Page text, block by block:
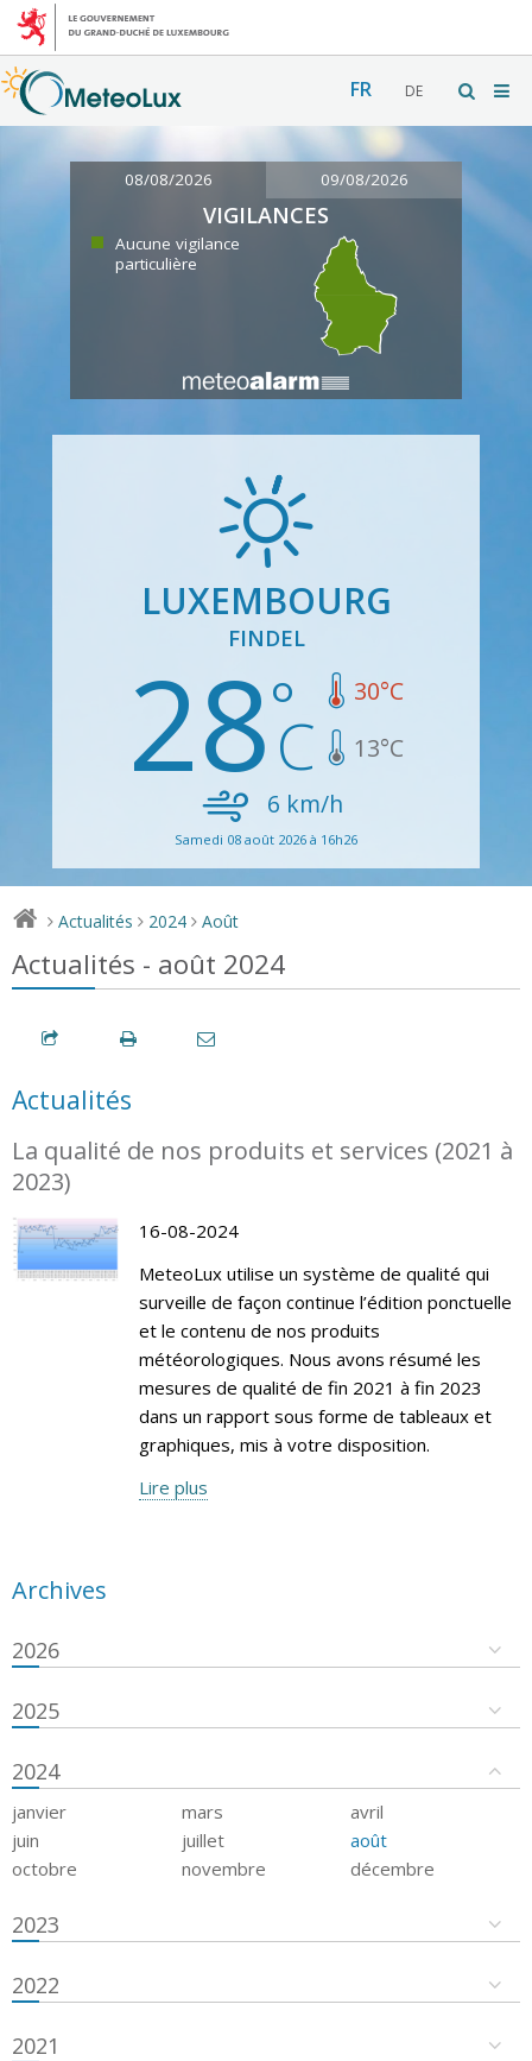
FR DE
08/08/2026 09/08/2026
VIGILANCES
Aucune vigilance
particulière
LUXEMBOURG
FINDEL
28 30°C
13°C
6 km/h
Samedi 08 août 2026 à 16h26
> Actualités > 2024 > Août
Actualités - août 2024
Actualités
La qualité de nos produits et services (2021 à
2023)
16-08-2024
MeteoLux utilise un système de qualité qui
surveille de façon continue l’édition ponctuelle
et le contenu de nos produits
météorologiques. Nous avons résumé les
mesures de qualité de fin 2021 à fin 2023
dans un rapport sous forme de tableaux et
graphiques, mis à votre disposition.
Lire plus
Archives
2026
2025
2024
janvier mars
avril
juin
juillet
août
octobre
novembre décembre
2023
2022
2021